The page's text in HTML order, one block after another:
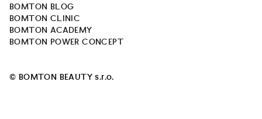
BOMTON BLOG
BOMTON CLINIC
BOMTON ACADEMY
BOMTON POWER CONCEPT
© BOMTON BEAUTY s.r.o.